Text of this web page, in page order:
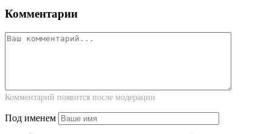
Комментарии
Комментарий появится после модерации
Под именем